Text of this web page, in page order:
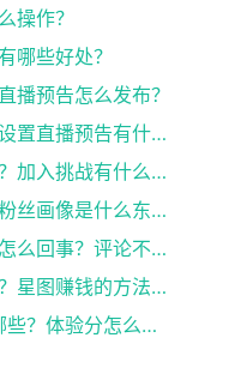
操作？
哪些好处？
播预告怎么发布？
抖音直播预告怎么写吸引人？设置直播预告有什么用途？
抖音加入挑战需要天天更新吗？加入挑战有什么好处和坏处？
如何查看别人抖音粉丝画像？粉丝画像是什么东西？
对方抖音明明有评论却不显示怎么回事？评论不见了是不是被对方删了？
抖音星图多少粉丝可以接任务？星图赚钱的方法有哪些？
2024抖音小店体验分新规有哪些？体验分怎么提高？